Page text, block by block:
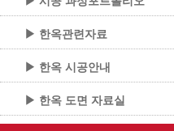
▶ 한옥관련자료
▶ 한옥 시공안내
▶ 한옥 도면 자료실